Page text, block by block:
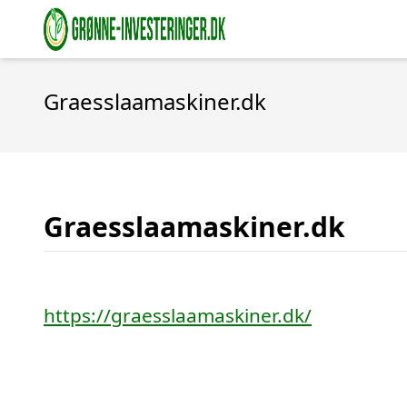
Graesslaamaskiner.dk
Graesslaamaskiner.dk
https://graesslaamaskiner.dk/